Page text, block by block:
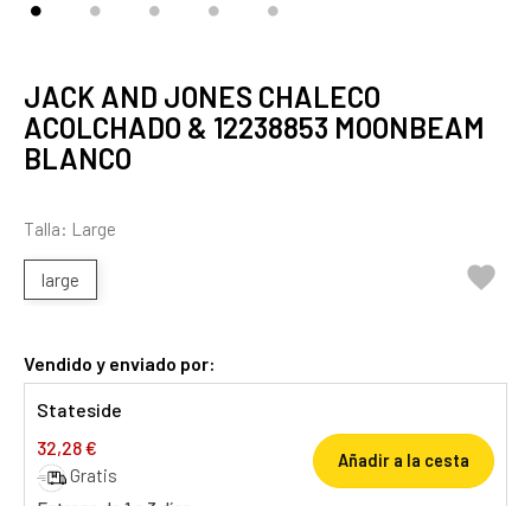
JACK AND JONES CHALECO
ACOLCHADO & 12238853 MOONBEAM
BLANCO
Talla: Large
large 
Vendido y enviado por:
Stateside
32,28 €
Gratis
Añadir a la cesta